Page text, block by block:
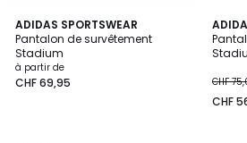
ADIDAS SPORTSWEAR
Pantalon de survêtement
Stadium
à partir de
CHF 69,95
4,6
/ 5
CHF
CHF
4,6
/ 5